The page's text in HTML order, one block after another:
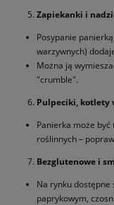
Zapiekanki i
Posypanie
warzywnych)
Można ją
"crumble".
Pulpeciki, kotlety
Panierka może być
roślinnych –
Bezglutenowe i
Na rynku
paprykowym,